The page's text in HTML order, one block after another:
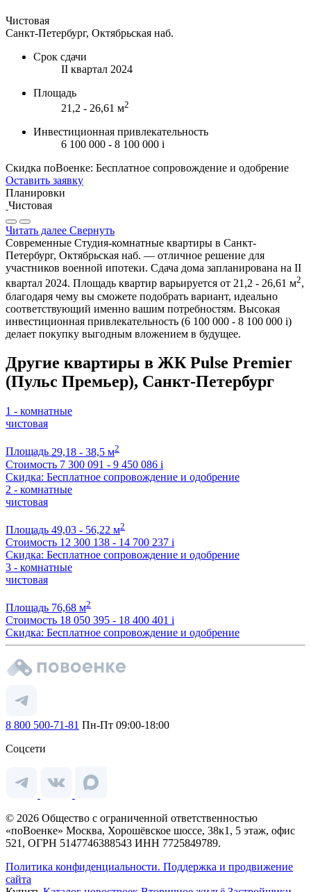
Чистовая
Санкт-Петербург, Октябрьская наб.
Срок сдачи
II квартал 2024
Площадь
21,2 - 26,61 м2
Инвестиционная привлекательность
6 100 000 - 8 100 000 i
Скидка поВоенке: Бесплатное сопровождение и одобрение
Оставить заявку
Планировки
Чистовая
Читать далее Свернуть
Современные Студия-комнатные квартиры в Санкт-
Петербург, Октябрьская наб. — отличное решение для
участников военной ипотеки. Сдача дома запланирована на II
квартал 2024. Площадь квартир варьируется от 21,2 - 26,61 м2,
благодаря чему вы сможете подобрать вариант, идеально
соответствующий именно вашим потребностям. Высокая
инвестиционная привлекательность (6 100 000 - 8 100 000 i)
делает покупку выгодным вложением в будущее.
Другие квартиры в ЖК Pulse Premier
(Пульс Премьер), Санкт-Петербург
1 - комнатные
чистовая
Площадь 29,18 - 38,5 м2
Стоимость 7 300 091 - 9 450 086 i
Скидка: Бесплатное сопровождение и одобрение
2 - комнатные
чистовая
Площадь 49,03 - 56,22 м2
Стоимость 12 300 138 - 14 700 237 i
Скидка: Бесплатное сопровождение и одобрение
3 - комнатные
чистовая
Площадь 76,68 м2
Стоимость 18 050 395 - 18 400 401 i
Скидка: Бесплатное сопровождение и одобрение
8 800 500-71-81 Пн-Пт 09:00-18:00
Соцсети
© 2026 Общество с ограниченной ответственностью
«поВоенке» Москва, Хорошёвское шоссе, 38к1, 5 этаж, офис
521, ОГРН 5147746388543 ИНН 7725849789.
Политика конфиденциальности. Поддержка и продвижение
сайта